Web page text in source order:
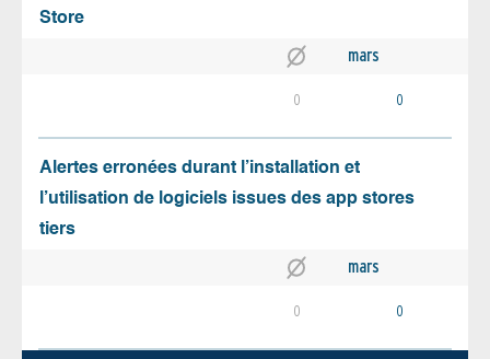
Store
mars
0 0
Alertes erronées durant l’installation et
l’utilisation de logiciels issues des app stores
tiers
mars
0 0